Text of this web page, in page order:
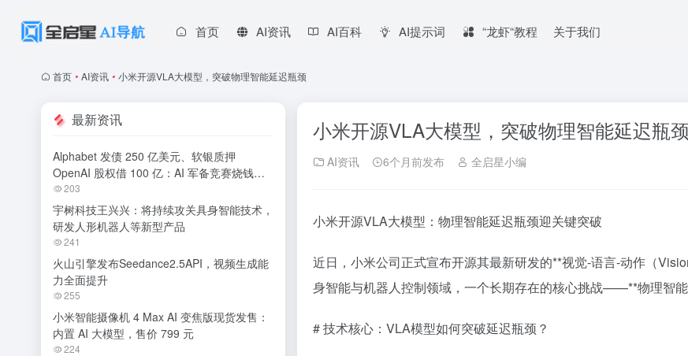
首页 AI资讯 AI百科 AI提示词 “龙虾“教程 关于我们
首页 • AI资讯 • 小米开源VLA大模型，突破物理智能延迟瓶颈
小米开源VLA大模型，突破物理智能延迟瓶颈
AI资讯 6个月前发布 全启星小编
小米开源VLA大模型：物理智能延迟瓶颈迎关键突破
近日，小米公司正式宣布开源其最新研发的**视觉-语言-动作（
身智能与机器人控制领域，一个长期存在的核心挑战——**物理智
# 技术核心：VLA模型如何突破延迟瓶颈？
最新资讯
Alphabet 发债 250 亿美元、软银质押
OpenAI 股权借 100 亿：AI 军备竞赛烧钱无
休止
203
宇树科技王兴兴：将持续攻关具身智能技术，
研发人形机器人等新型产品
241
火山引擎发布Seedance2.5API，视频生成能
力全面提升
255
小米智能摄像机 4 Max AI 变焦版现货发售：
内置 AI 大模型，售价 799 元
224